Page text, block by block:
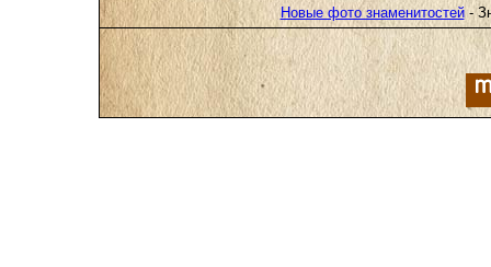
Новые фото знаменитостей-